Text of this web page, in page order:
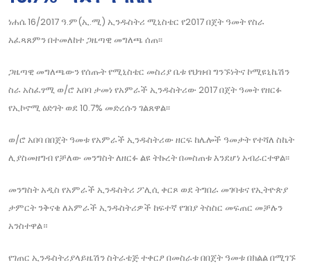
ነሐሴ 16/2017 ዓ.ም(ኢ.ሚ) ኢንዱስትሪ ሚኒስቴር የ2017 በጀት ዓመት የስራ
አፈጻጸምን በተመለከተ ጋዜጣዊ መግለጫ ሰጠ፡፡
ጋዜጣዊ መግለጫውን የሰጡት የሚኒስቴር መስሪያ ቤቱ የህዝብ ግንኙነትና ኮሚዩኒኬሽን
ስራ አስፈፃሚ ወ/ሮ አበባ ታመነ የአምራች ኢንዱስትሪው 2017 በጀት ዓመት የዘርፉ
የኢኮኖሚ ዕድገት ወደ 10.7% መድረሱን ገልጸዋል፡፡
ወ/ሮ አበባ በበጀት ዓመቱ የአምራች ኢንዱስትሪው ዘርፍ ከሌሎች ዓመታት የተሻለ ስኬት
ሊያስመዘግብ የቻለው መንግስት ለዘርፉ ልዩ ትኩረት በመስጠቱ እንደሆነ አብራርተዋል፡፡
መንግስት አዲስ የአምራች ኢንዱስትሪ ፖሊሲ ቀርጾ ወደ ትግበራ መገባቱና የኢትዮጵያ
ታምርት ንቅናቄ ለአምራች ኢንዱስትሪዎች ከፍተኛ የገበያ ትስስር መፍጠር መቻሉን
አንስተዋል።
የገጠር ኢንዱስትሪያላይዜሽን ስትራቴጅ ተቀርፆ በመስራቱ በበጀት ዓመቱ በክልል በሚገኙ